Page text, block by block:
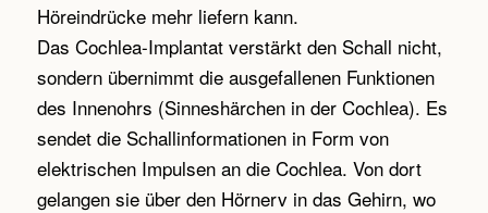
Höreindrücke mehr liefern kann.
Das Cochlea-Implantat verstärkt den Schall nicht,
sondern übernimmt die ausgefallenen Funktionen
des Innenohrs (Sinneshärchen in der Cochlea). Es
sendet die Schallinformationen in Form von
elektrischen Impulsen an die Cochlea. Von dort
gelangen sie über den Hörnerv in das Gehirn, wo